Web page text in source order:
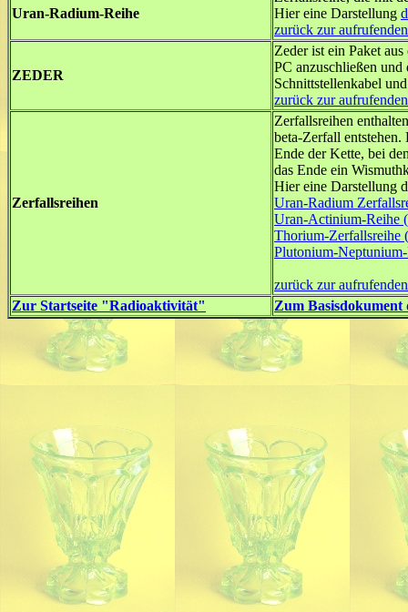
Uran-Radium-Reihe
Hier eine Darstellung
zurück zur
ZEDER
Zeder ist ein Paket
PC anzuschließen
Schnittstellenkabel
zurück zur
Zerfallsreihen
Zerfallsreihen
beta-Zerfall
Ende der Kette, bei
das Ende ein
Hier eine Darstellung
Uran-Radium
Uran-Actinium-Reihe
Thorium-Zerfallsreihe
Plutonium-
zurück zur
Zur Startseite "Radioaktivität"
Zum Basisdokument